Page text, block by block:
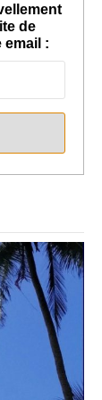
de
: